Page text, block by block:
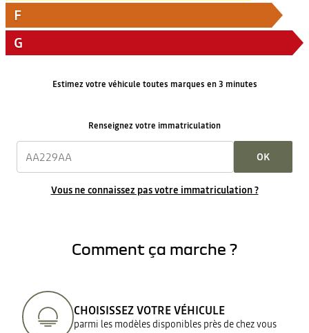
F
G
Estimez votre véhicule toutes marques en 3 minutes
Renseignez votre immatriculation
OK
Vous ne connaissez pas votre immatriculation ?
Comment ça marche ?
CHOISISSEZ VOTRE VÉHICULE
parmi les modèles disponibles près de chez vous